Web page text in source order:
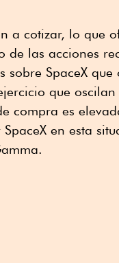
a cotizar, lo que
de las acciones
sobre SpaceX que
que
compra es
en esta